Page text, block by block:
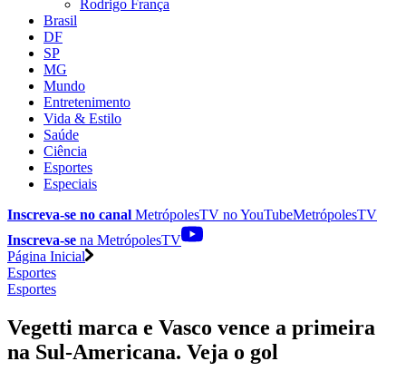
Rodrigo França
Brasil
DF
SP
MG
Mundo
Entretenimento
Vida & Estilo
Saúde
Ciência
Esportes
Especiais
Inscreva-se no canal MetrópolesTV noYouTubeMetrópolesTV
Inscreva-se na MetrópolesTV
Página Inicial
Esportes
Esportes
Vegetti marca e Vasco vence a primeira
na Sul-Americana. Veja o gol